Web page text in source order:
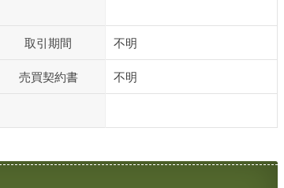
取引期間 不明
売買契約書 不明